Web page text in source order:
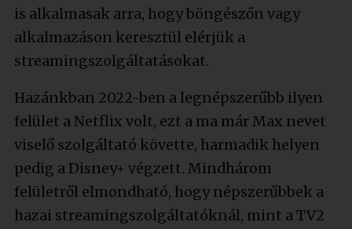
is alkalmasak arra, hogy böngészőn vagy
alkalmazáson keresztül elérjük a
streamingszolgáltatásokat.
Hazánkban 2022-ben a legnépszerűbb ilyen
felület a Netflix volt, ezt a ma már Max nevet
viselő szolgáltató követte, harmadik helyen
pedig a Disney+ végzett. Mindhárom
felületről elmondható, hogy népszerűbbek a
hazai streamingszolgáltatóknál, mint a TV2